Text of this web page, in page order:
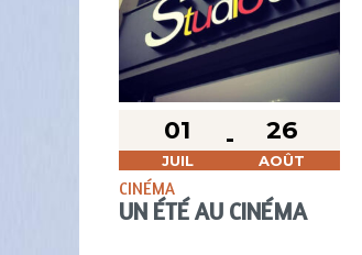
01
JUIL
26
AOÛT
CINÉMA
UN ÉTÉ AU CINÉMA